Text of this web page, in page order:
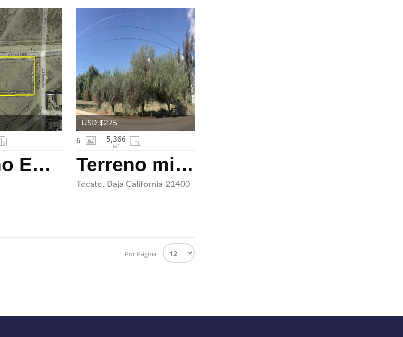
Terreno En Venta en Viñedos Casa Blanca Terreno mixto en venta en Tecate
Tecate, Baja California 21400
6 5,366
M²
USD $275
Por Página